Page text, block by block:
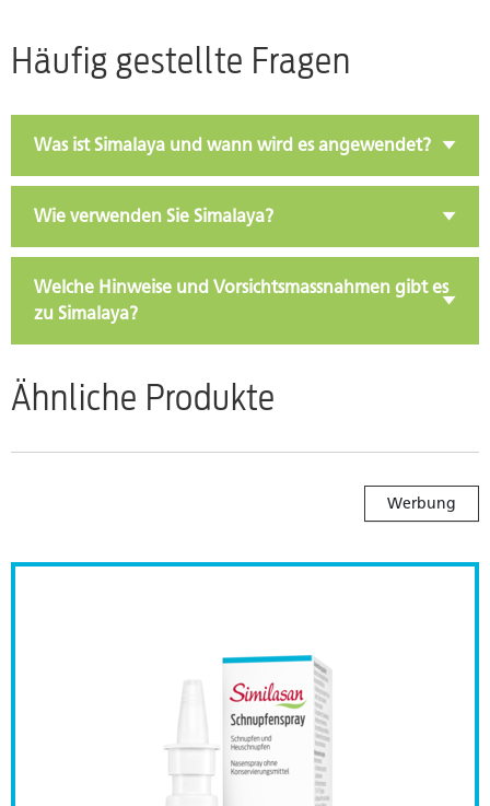
Häufig gestellte Fragen
Was ist Simalaya und wann wird es angewendet?
Wie verwenden Sie Simalaya?
Welche Hinweise und Vorsichtsmassnahmen gibt es
zu Simalaya?
Ähnliche Produkte
Werbung